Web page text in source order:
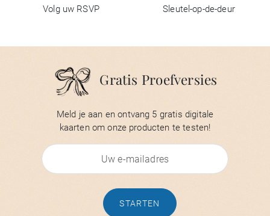
Volg uw RSVP Sleutel-op-de-deur
Gratis Proefversies
Meld je aan en ontvang 5 gratis digitale
kaarten om onze producten te testen!
STARTEN